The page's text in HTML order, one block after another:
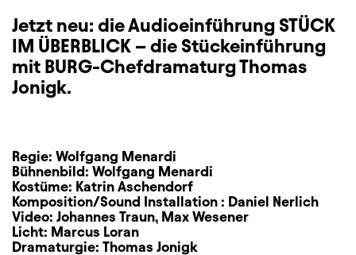
Jetzt neu: die Audioeinführung STÜCK
IM ÜBERBLICK – die Stückeinführung
mit BURG-Chefdramaturg Thomas
Jonigk.
Regie: Wolfgang Menardi
Bühnenbild: Wolfgang Menardi
Kostüme: Katrin Aschendorf
Komposition/Sound Installation : Daniel Nerlich
Video: Johannes Traun, Max Wesener
Licht: Marcus Loran
Dramaturgie: Thomas Jonigk